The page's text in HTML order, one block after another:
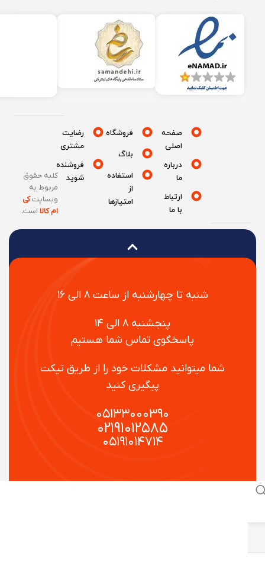
شنبه تا چهارشنبه از ساعت ۸ الی ۱۶
پنجشنبه ۸ الی ۱۴
پاسخگوی تماس شما هستیم
شما میتوانید مشکلات خود را از طریق تیکت
پیگیری کنید
۰۵۱۳۳۰۰۰۳۹۰
۰۲۱۹۱۰۱۲۵۸۵
۰۵۱۹۱۰۱۴۷۱۴
صفحه
درباره
ارتباط
فروشگاه
بلاگ
استفاده
امتیازها
رضایت
مشتری
فروشنده
شوید
کلیه حقوق
مربوط به
وبسایتکی
ام کالااست.